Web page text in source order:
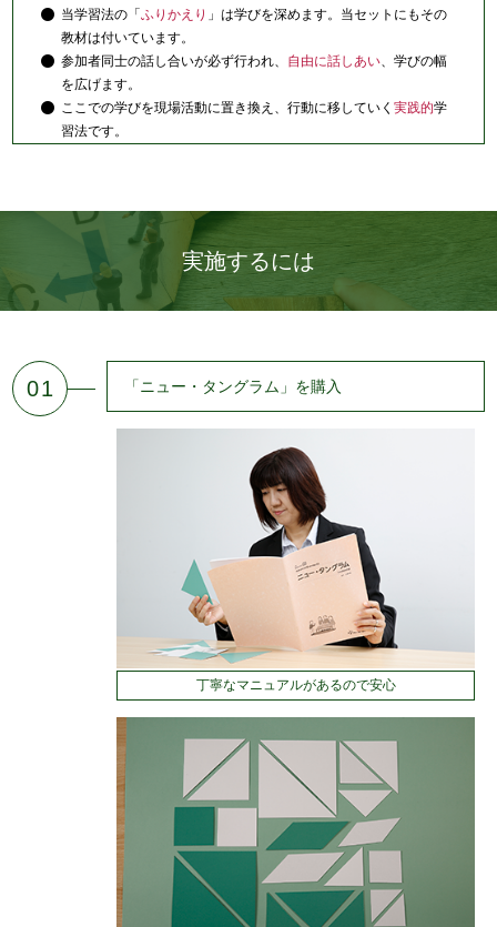
当学習法の「ふりかえり 」は学びを深めます。当セットにもその
教材は付いています。
参加者同士の話し合いが必ず行われ、 自由に話しあい 、学びの幅
を広げます。
ここでの学びを現場活動に置き換え、行動に移していく実践的学
習法です。
実施するには
01 「ニュー・タングラム」を購入
丁寧なマニュアルがあるので安心